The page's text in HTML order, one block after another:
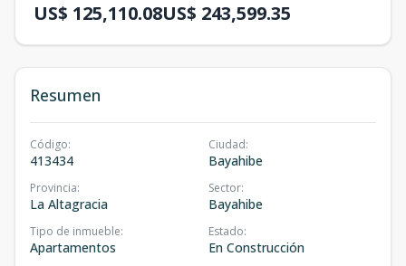
US$ 125,110.08US$ 243,599.35
Resumen
Código:
413434
Ciudad:
Bayahibe
Provincia:
La Altagracia
Sector:
Bayahibe
Tipo de inmueble:
Apartamentos
Estado:
En Construcción